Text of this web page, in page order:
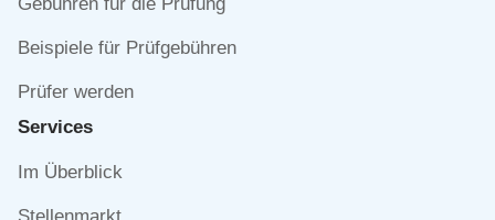
Gebühren für die Prüfung
Beispiele für Prüfgebühren
Prüfer werden
Services
Navigation
Im Überblick